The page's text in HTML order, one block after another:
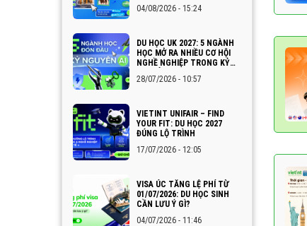
04/08/2026 - 15:24
DU HỌC UK 2027: 5 NGÀNH
HỌC MỞ RA NHIỀU CƠ HỘI
NGHỀ NGHIỆP TRONG KỶ
28/07/2026 - 10:57
VIETINT UNIFAIR – FIND
YOUR FIT: DU HỌC 2027
ĐÚNG LỘ TRÌNH
17/07/2026 - 12:05
VISA ÚC TĂNG LỆ PHÍ TỪ
01/07/2026: DU HỌC SINH
CẦN LƯU Ý GÌ?
04/07/2026 - 11:46